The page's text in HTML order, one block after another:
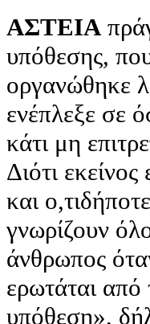
ΑΣΤΕΙΑ
υπόθεσης,
οργανώθηκε
ενέπλεξε σε
κάτι μη
Διότι
και
γνωρίζουν
άνθρωπος
ερωτάται από
υπόθεση»,